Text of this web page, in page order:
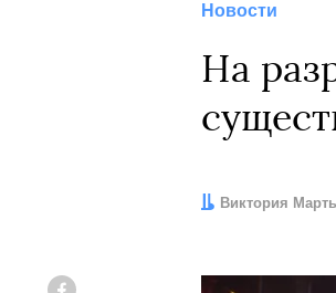
Новости
На
Автор:
Виктория